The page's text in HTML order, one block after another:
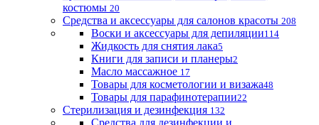
костюмы 20
Средства и аксессуары для салонов красоты 208
Воски и аксессуары для депиляции114
Жидкость для снятия лака5
Книги для записи и планеры2
Масло массажное 17
Товары для косметологии и визажа48
Товары для парафинотерапии22
Стерилизация и дезинфекция 132
Средства для дезинфекции и